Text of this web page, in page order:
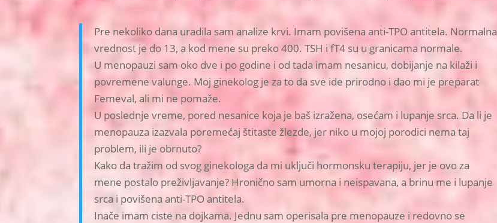
Pre nekoliko dana uradila sam analize krvi. Imam povišena anti-TPO antitela. Normalna
vrednost je do 13, a kod mene su preko 400. TSH i fT4 su u granicama normale.
U menopauzi sam oko dve i po godine i od tada imam nesanicu, dobijanje na kilaži i
povremene valunge. Moj ginekolog je za to da sve ide prirodno i dao mi je preparat
Femeval, ali mi ne pomaže.
U poslednje vreme, pored nesanice koja je baš izražena, osećam i lupanje srca. Da li je
menopauza izazvala poremećaj štitaste žlezde, jer niko u mojoj porodici nema taj
problem, ili je obrnuto?
Kako da tražim od svog ginekologa da mi uključi hormonsku terapiju, jer je ovo za
mene postalo preživljavanje? Hronično sam umorna i neispavana, a brinu me i lupanje
srca i povišena anti-TPO antitela.
Inače imam ciste na dojkama. Jednu sam operisala pre menopauze i redovno se